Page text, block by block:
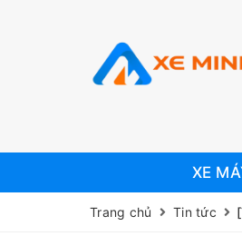
XE
Trang chủ Tin tức